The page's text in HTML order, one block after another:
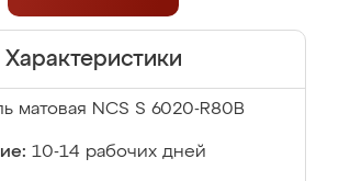
Характеристики
матовая NCS S 6020-R80B
10-14 рабочих дней